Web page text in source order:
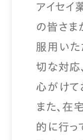
アイセイ
の皆さま
服用いた
切な対応
心がけて
また、在
的に行っ